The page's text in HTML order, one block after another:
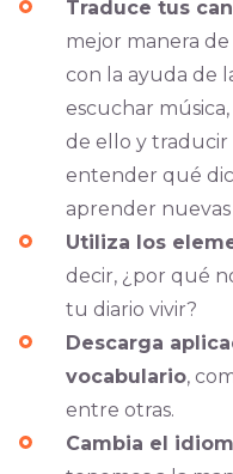
Traduce tus
mejor manera
con la ayuda de
escuchar
de ello y traducir
entender qué
aprender nuevas
Utiliza los
decir, ¿por qué
tu diario vivir?
Descarga
vocabulario,
entre otras.
Cambia el